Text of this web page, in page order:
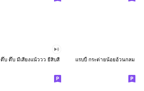
ดึ๊บ ดึ๊บ มีเสียงแน้ววว ยี่สิบสี่ แรบบี้ กระต่ายน้อยอ้วนกลม